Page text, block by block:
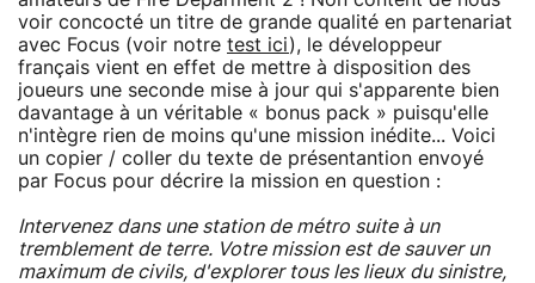
voir concocté un titre de grande qualité en partenariat
avec Focus (voir notre test ici), le développeur
français vient en effet de mettre à disposition des
joueurs une seconde mise à jour qui s'apparente bien
davantage à un véritable « bonus pack » puisqu'elle
n'intègre rien de moins qu'une mission inédite... Voici
un copier / coller du texte de présentantion envoyé
par Focus pour décrire la mission en question :
Intervenez dans une station de métro suite à un
tremblement de terre. Votre mission est de sauver un
maximum de civils, d'explorer tous les lieux du sinistre,